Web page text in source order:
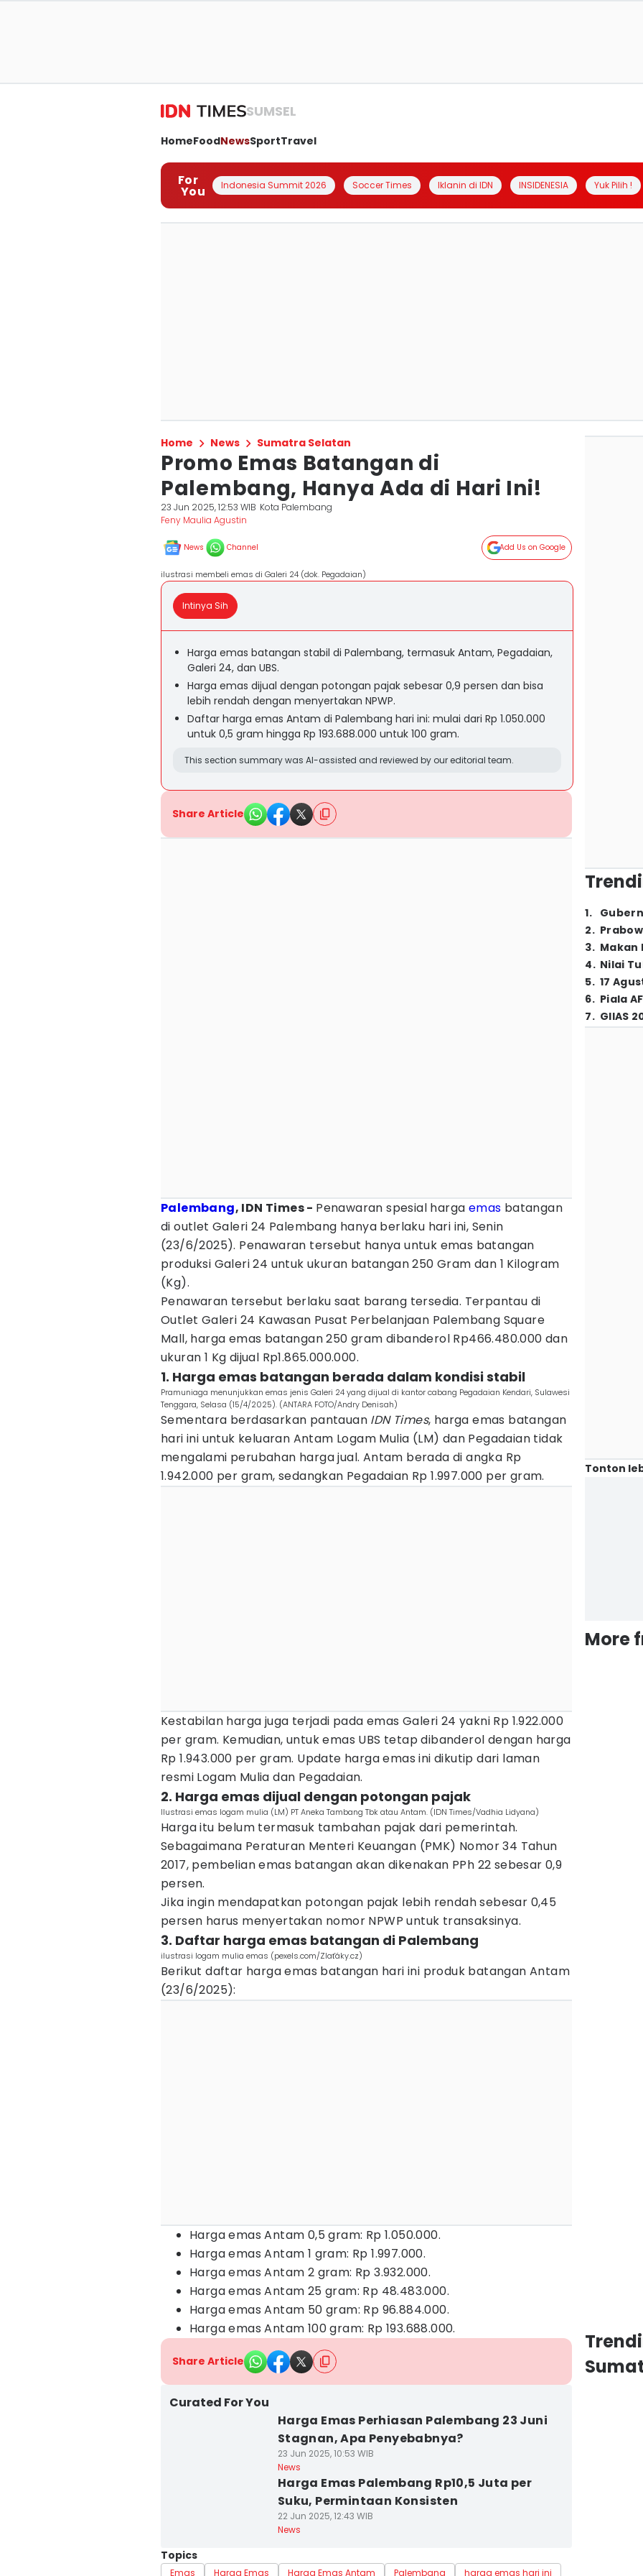
SUMSEL
HomeFoodNewsSportTravel
For
You Indonesia Summit 2026 Soccer Times Iklanin di IDN INSIDENESIA Yuk Pilih !
Home News Sumatra Selatan
Promo Emas Batangan di
Palembang, Hanya Ada di Hari Ini!
23 Jun 2025, 12:53 WIB Kota Palembang
Feny Maulia Agustin
News Channel Add Us on Google
ilustrasi membeli emas di Galeri 24 (dok. Pegadaian)
Intinya Sih
Harga emas batangan stabil di Palembang, termasuk Antam, Pegadaian,
Galeri 24, dan UBS.
Harga emas dijual dengan potongan pajak sebesar 0,9 persen dan bisa
lebih rendah dengan menyertakan NPWP.
Daftar harga emas Antam di Palembang hari ini: mulai dari Rp 1.050.000
untuk 0,5 gram hingga Rp 193.688.000 untuk 100 gram.
This section summary was AI-assisted and reviewed by our editorial team.
Share Article
Palembang, IDN Times - Penawaran spesial harga emas batangan
di outlet Galeri 24 Palembang hanya berlaku hari ini, Senin
(23/6/2025). Penawaran tersebut hanya untuk emas batangan
produksi Galeri 24 untuk ukuran batangan 250 Gram dan 1 Kilogram
(Kg).
Penawaran tersebut berlaku saat barang tersedia. Terpantau di
Outlet Galeri 24 Kawasan Pusat Perbelanjaan Palembang Square
Mall, harga emas batangan 250 gram dibanderol Rp466.480.000 dan
ukuran 1 Kg dijual Rp1.865.000.000.
1. Harga emas batangan berada dalam kondisi stabil
Pramuniaga menunjukkan emas jenis Galeri 24 yang dijual di kantor cabang Pegadaian Kendari, Sulawesi
Tenggara, Selasa (15/4/2025). (ANTARA FOTO/Andry Denisah)
Sementara berdasarkan pantauan IDN Times, harga emas batangan
hari ini untuk keluaran Antam Logam Mulia (LM) dan Pegadaian tidak
mengalami perubahan harga jual. Antam berada di angka Rp
1.942.000 per gram, sedangkan Pegadaian Rp 1.997.000 per gram.
Kestabilan harga juga terjadi pada emas Galeri 24 yakni Rp 1.922.000
per gram. Kemudian, untuk emas UBS tetap dibanderol dengan harga
Rp 1.943.000 per gram. Update harga emas ini dikutip dari laman
resmi Logam Mulia dan Pegadaian.
2. Harga emas dijual dengan potongan pajak
Ilustrasi emas logam mulia (LM) PT Aneka Tambang Tbk atau Antam. (IDN Times/Vadhia Lidyana)
Harga itu belum termasuk tambahan pajak dari pemerintah.
Sebagaimana Peraturan Menteri Keuangan (PMK) Nomor 34 Tahun
2017, pembelian emas batangan akan dikenakan PPh 22 sebesar 0,9
persen.
Jika ingin mendapatkan potongan pajak lebih rendah sebesar 0,45
persen harus menyertakan nomor NPWP untuk transaksinya.
3. Daftar harga emas batangan di Palembang
ilustrasi logam mulia emas (pexels.com/Zlaťáky.cz)
Berikut daftar harga emas batangan hari ini produk batangan Antam
(23/6/2025):
Harga emas Antam 0,5 gram: Rp 1.050.000.
Harga emas Antam 1 gram: Rp 1.997.000.
Harga emas Antam 2 gram: Rp 3.932.000.
Harga emas Antam 25 gram: Rp 48.483.000.
Harga emas Antam 50 gram: Rp 96.884.000.
Harga emas Antam 100 gram: Rp 193.688.000.
Share Article
Curated For You
Harga Emas Perhiasan Palembang 23 Juni
Stagnan, Apa Penyebabnya?
23 Jun 2025, 10:53 WIB
News
Harga Emas Palembang Rp10,5 Juta per
Suku, Permintaan Konsisten
22 Jun 2025, 12:43 WIB
News
Topics
Emas Harga Emas Harga Emas Antam Palembang harga emas hari ini
1.
2.
3. Makan
4. Nilai
5. 17
6. Piala
7. GIIAS
Tonton
More